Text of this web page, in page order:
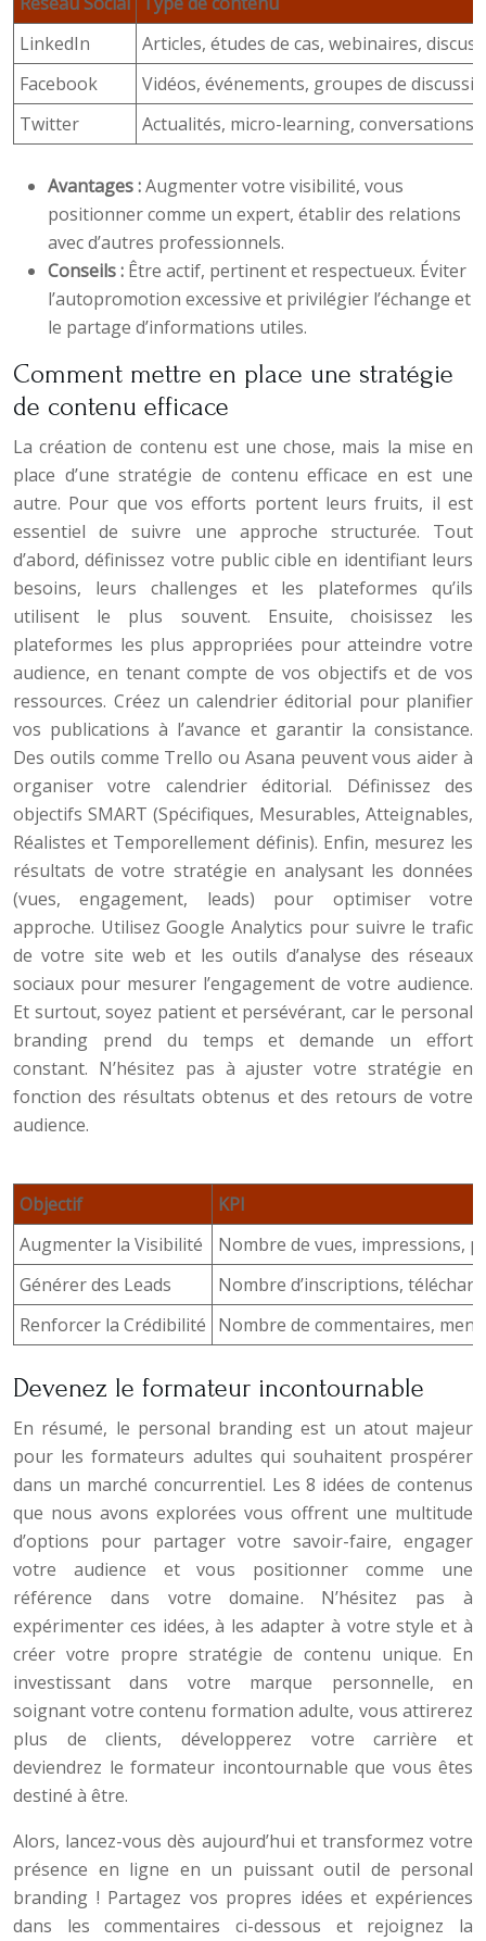
LinkedIn
Articles, études de cas, webinaires,
Facebook
Vidéos, événements, groupes de
Twitter
Actualités, micro-learning, conversations,
Avantages :Augmenter votre visibilité, vous
positionner comme un expert, établir des relations
avec d’autres professionnels.
Conseils : Être actif, pertinent et respectueux. Éviter
l’autopromotion excessive et privilégier l’échange et
le partage d’informations utiles.
Comment mettre en place une stratégie
de contenu efficace
La création de contenu est une chose, mais la mise en
place d’une stratégie de contenu efficace en est une
autre. Pour que vos efforts portent leurs fruits, il est
essentiel de suivre une approche structurée. Tout
d’abord, définissez votre public cible en identifiant leurs
besoins, leurs challenges et les plateformes qu’ils
utilisent le plus souvent. Ensuite, choisissez les
plateformes les plus appropriées pour atteindre votre
audience, en tenant compte de vos objectifs et de vos
ressources. Créez un calendrier éditorial pour planifier
vos publications à l’avance et garantir la consistance.
Des outils comme Trello ou Asana peuvent vous aider à
organiser votre calendrier éditorial. Définissez des
objectifs SMART (Spécifiques, Mesurables, Atteignables,
Réalistes et Temporellement définis). Enfin, mesurez les
résultats de votre stratégie en analysant les données
(vues, engagement, leads) pour optimiser votre
approche. Utilisez Google Analytics pour suivre le trafic
de votre site web et les outils d’analyse des réseaux
sociaux pour mesurer l’engagement de votre audience.
Et surtout, soyez patient et persévérant, car le personal
branding prend du temps et demande un effort
constant. N’hésitez pas à ajuster votre stratégie en
fonction des résultats obtenus et des retours de votre
audience.
Objectif
KPI
Augmenter la Visibilité
Nombre de vues, impressions,
Générer des Leads
Nombre d’inscriptions,
Renforcer la Crédibilité Nombre de commentaires,
Devenez le formateur incontournable
En résumé, le personal branding est un atout majeur
pour les formateurs adultes qui souhaitent prospérer
dans un marché concurrentiel. Les 8 idées de contenus
que nous avons explorées vous offrent une multitude
d’options pour partager votre savoir-faire, engager
votre audience et vous positionner comme une
référence dans votre domaine. N’hésitez pas à
expérimenter ces idées, à les adapter à votre style et à
créer votre propre stratégie de contenu unique. En
investissant dans votre marque personnelle, en
soignant votre contenu formation adulte, vous attirerez
plus de clients, développerez votre carrière et
deviendrez le formateur incontournable que vous êtes
destiné à être.
Alors, lancez-vous dès aujourd’hui et transformez votre
présence en ligne en un puissant outil de personal
branding ! Partagez vos propres idées et expériences
dans les commentaires ci-dessous et rejoignez la